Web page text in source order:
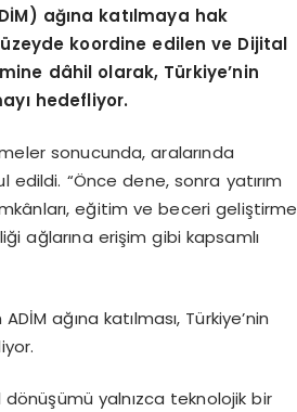
ağına katılmaya hak
koordine edilen ve Dijital
dâhil olarak, Türkiye’nin
hedefliyor.
sonucunda, aralarında
“Önce dene, sonra yatırım
eğitim ve beceri geliştirme
ağlarına erişim gibi kapsamlı
ağına katılması, Türkiye’nin
yalnızca teknolojik bir